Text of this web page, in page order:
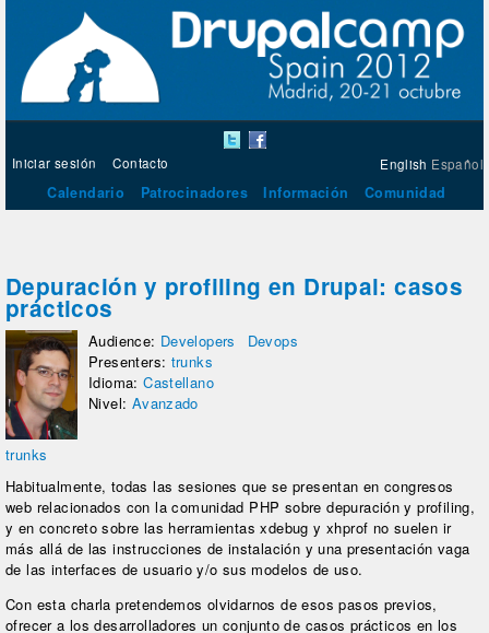
English Español
Iniciar sesión Contacto
Calendario Patrocinadores Información Comunidad
Depuración y profiling en Drupal: casos
prácticos
trunks
Audience: Developers
Devops
Presenters: trunks
Idioma:Castellano
Nivel: Avanzado
Habitualmente, todas las sesiones que se presentan en congresos
web relacionados con la comunidad PHP sobre depuración y profiling,
y en concreto sobre las herramientas xdebug y xhprof no suelen ir
más allá de las instrucciones de instalación y una presentación vaga
de las interfaces de usuario y/o sus modelos de uso.
Con esta charla pretendemos olvidarnos de esos pasos previos,
ofrecer a los desarrolladores un conjunto de casos prácticos en los